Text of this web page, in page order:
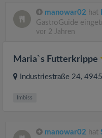
manowar02 hat
GastroGuide
vor 2 Jahren
Maria`s Futterkrippe
Industriestraße 24,
Imbiss
manowar02 hat